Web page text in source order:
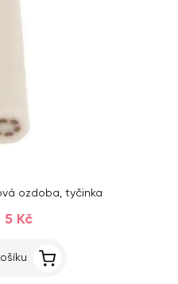
ozdoba, tyčinka
5 Kč